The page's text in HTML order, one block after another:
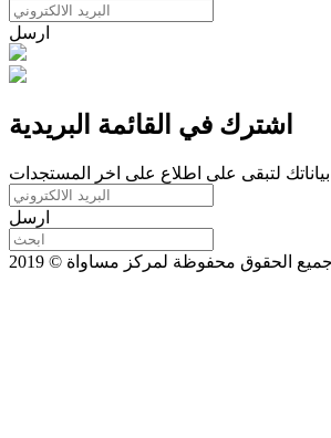
ارسل
اشترك في القائمة البريدية
لتبقى على اطلاع على اخر المستجدات
ارسل
جميع الحقوق محفوظة لمركز مساواة © 2019